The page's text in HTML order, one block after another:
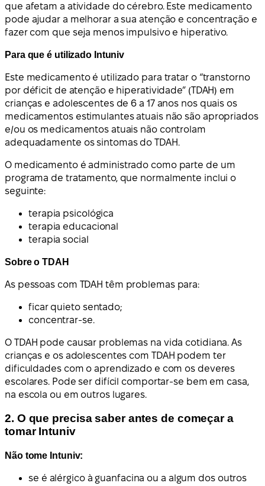
que afetam a atividade do cérebro. Este medicamento
pode ajudar a melhorar a sua atenção e concentração e
fazer com que seja menos impulsivo e hiperativo.
Para que é utilizado Intuniv
Este medicamento é utilizado para tratar o “transtorno
por déficit de atenção e hiperatividade” (TDAH) em
crianças e adolescentes de 6 a 17 anos nos quais os
medicamentos estimulantes atuais não são apropriados
e/ou os medicamentos atuais não controlam
adequadamente os sintomas do TDAH.
O medicamento é administrado como parte de um
programa de tratamento, que normalmente inclui o
seguinte:
terapia psicológica
terapia educacional
terapia social
Sobre o TDAH
As pessoas com TDAH têm problemas para:
ficar quieto sentado;
concentrar-se.
O TDAH pode causar problemas na vida cotidiana. As
crianças e os adolescentes com TDAH podem ter
dificuldades com o aprendizado e com os deveres
escolares. Pode ser difícil comportar-se bem em casa,
na escola ou em outros lugares.
2. O que precisa saber antes de começar a
tomar Intuniv
Não tome Intuniv:
se é alérgico à guanfacina ou a algum dos outros